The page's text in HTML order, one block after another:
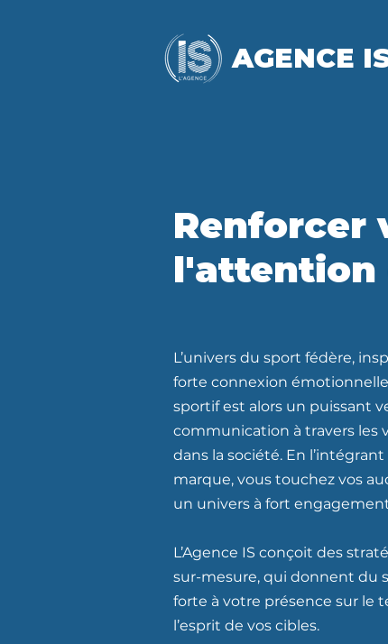
AGENCE
L’univers du sport fédère,
forte connexion
sportif est alors un puissant
communication à travers les
dans la société. En
marque, vous touchez vos
un univers à fort
L’Agence IS conçoit des
sur-mesure, qui donnent du
forte à votre présence sur le
l’esprit de vos cibles.
Renforcer
l'attention